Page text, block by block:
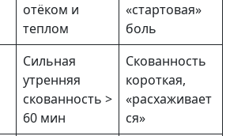
отёком и
теплом
«стартовая»
боль
Сильная
утренняя
скованность >
60 мин
Скованность
короткая,
«расхаживает
ся»